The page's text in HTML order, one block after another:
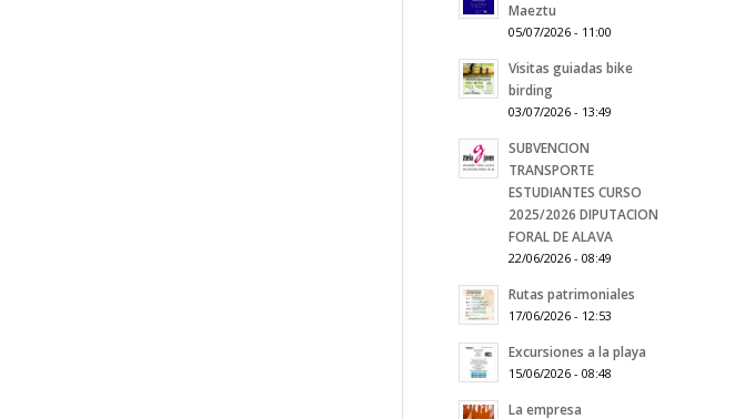
Maeztu
05/07/2026 - 11:00
Visitas guiadas bike
birding
03/07/2026 - 13:49
SUBVENCION
TRANSPORTE
ESTUDIANTES CURSO
2025/2026 DIPUTACION
FORAL DE ALAVA
22/06/2026 - 08:49
Rutas patrimoniales
17/06/2026 - 12:53
Excursiones a la playa
15/06/2026 - 08:48
La empresa